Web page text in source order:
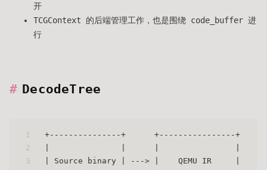
开
TCGContext 的后端管理工作，也是围绕 code_buffer 进
行
DecodeTree
1
2
3
+---------------+      +----------------+
| Source binary | ---> |    QEMU IR     |